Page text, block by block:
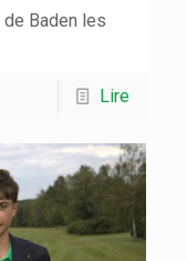
de Baden les
Lire